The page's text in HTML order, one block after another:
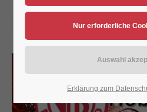
Support
24h/ 365days
14.06.2026 11:11
Erklärung zum